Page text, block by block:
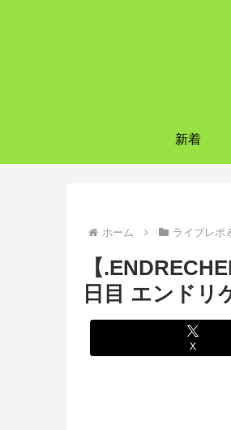
新着
ホーム ライブレポ
【
日目 エンドリ
X